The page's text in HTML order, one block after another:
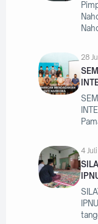
28
4